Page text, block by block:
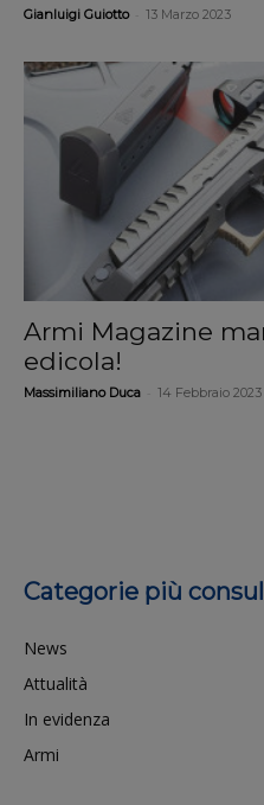
Gianluigi Guiotto 13 Marzo 2023
Armi Magazine
edicola!
Massimiliano Duca 14 Febbraio 2023
Categorie più
News
Attualità
In evidenza
Armi